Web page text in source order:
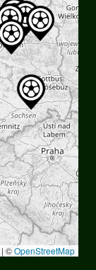
| ©OpenStreetMap